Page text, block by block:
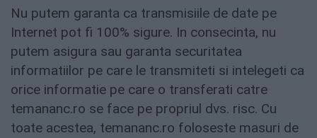
Nu putem garanta ca transmisiile de date pe
Internet pot fi 100% sigure. In consecinta, nu
putem asigura sau garanta securitatea
informatiilor pe care le transmiteti si intelegeti ca
orice informatie pe care o transferati catre
temananc.ro se face pe propriul dvs. risc. Cu
toate acestea, temananc.ro foloseste masuri de